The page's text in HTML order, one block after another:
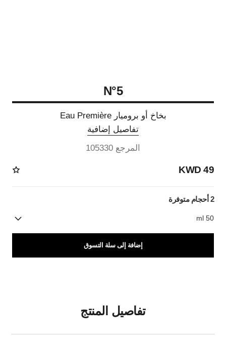
N°5
بخاخ أو بروميار Eau Première
تفاصيل إضافية
المرجع 105330
49 KWD
2 أحجام متوفرة
50 ml
إضافة إلى سلة التسوق
تفاصيل المنتج